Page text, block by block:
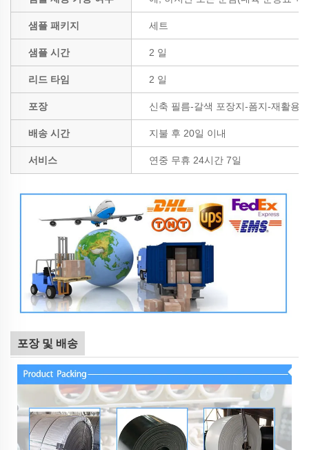
샘플 패키지 세트
샘플 시간 2 일
리드 타임 2 일
포장 신축 필름-갈색 포장지-폼지-재활용
배송 시간 지불 후 20일 이내
서비스 연중 무휴 24시간 7일
포장 및 배송